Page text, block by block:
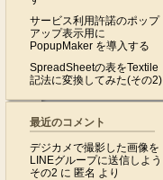
サービス利用許諾のポップ
アップ表示用に
PopupMaker を導入する
SpreadSheetの表をTextile
記法に変換してみた(その2)
最近のコメント
デジカメで撮影した画像を
LINEグループに送信しよう
その2 に 匿名 より